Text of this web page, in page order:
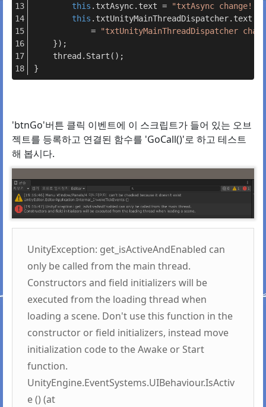
this .txtAsync.text =
"txtAsync change!
this .txtUnityMainThreadDispatcher.text
            =
"txtUnityMainThreadDispatcher
    });
    thread.Start();
}
'btnGo'버튼 클릭 이벤트에 이 스크립트가 들어 있는 오브
젝트를 등록하고 연결된 함수를 'GoCall()'로 하고 테스트
해 봅시다.
UnityException: get_isActiveAndEnabled can
only be called from the main thread.
Constructors and field initializers will be
executed from the loading thread when
loading a scene. Don't use this function in the
constructor or field initializers, instead move
initialization code to the Awake or Start
function.
UnityEngine.EventSystems.UIBehaviour.IsActiv
e () (at